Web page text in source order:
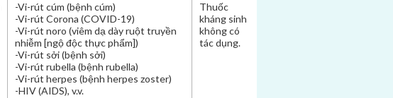
-Vi-rút cúm (bệnh cúm)
-Vi-rút Corona (COVID-19)
-Vi-rút noro (viêm dạ dày ruột truyền
nhiễm [ngộ độc thực phẩm])
-Vi-rút sởi (bệnh sởi)
-Vi-rút rubella (bệnh rubella)
-Vi-rút herpes (bệnh herpes zoster)
-HIV (AIDS), v.v.
Thuốc
kháng sinh
không có
tác dụng.